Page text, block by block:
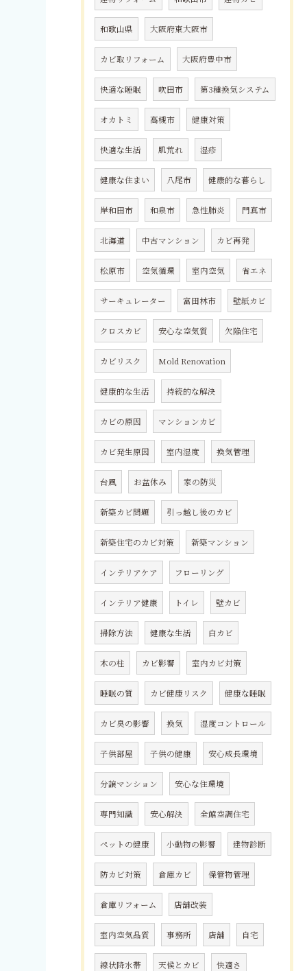
和歌山県 大阪府東大阪市
カビ取リフォーム 大阪府豊中市
快適な睡眠 吹田市 第3種換気システム
オカトミ 高槻市 健康対策
快適な生活 肌荒れ 湿疹
健康な住まい 八尾市 健康的な暮らし
岸和田市 和泉市 急性肺炎 門真市
北海道 中古マンション カビ再発
松原市 空気循環 室内空気 省エネ
サーキュレーター 富田林市 壁紙カビ
クロスカビ 安心な空気質 欠陥住宅
カビリスク Mold Renovation
健康的な生活 持続的な解決
カビの原因 マンションカビ
カビ発生原因 室内湿度 換気管理
台風 お盆休み 家の防災
新築カビ問題 引っ越し後のカビ
新築住宅のカビ対策 新築マンション
インテリアケア フローリング
インテリア健康 トイレ 壁カビ
掃除方法 健康な生活 白カビ
木の柱 カビ影響 室内カビ対策
睡眠の質 カビ健康リスク 健康な睡眠
カビ臭の影響 換気 湿度コントロール
子供部屋 子供の健康 安心成長環境
分譲マンション 安心な住環境
専門知識 安心解決 全館空調住宅
ペットの健康 小動物の影響 建物診断
防カビ対策 倉庫カビ 保管物管理
倉庫リフォーム 店舗改装
室内空気品質 事務所 店舗 自宅
線状降水帯 天候とカビ 快適さ